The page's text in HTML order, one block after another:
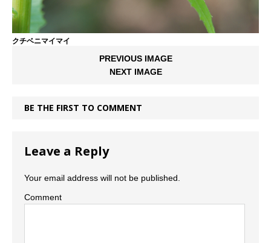
クチベニマイマイ
PREVIOUS IMAGE
NEXT IMAGE
BE THE FIRST TO COMMENT
Leave a Reply
Your email address will not be published.
Comment